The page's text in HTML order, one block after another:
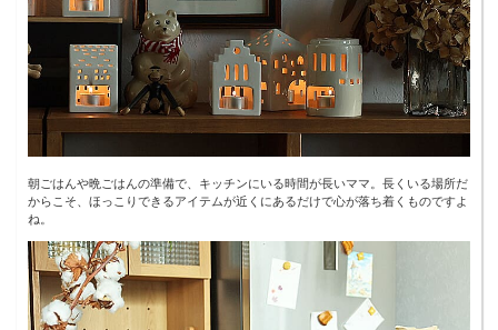
朝ごはんや晩ごはんの準備で、キッチンにいる時間が長いママ。長くいる場所だ
からこそ、ほっこりできるアイテムが近くにあるだけで心が落ち着くものですよ
ね。